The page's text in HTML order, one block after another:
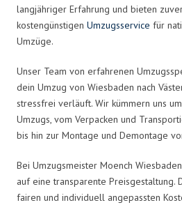
langjähriger Erfahrung und bieten
kostengünstigen Umzugsservice für
Umzüge.
Unser Team von erfahrenen
dein Umzug von Wiesbaden nach
stressfrei verläuft. Wir kümmern uns
Umzugs, vom Verpacken und
bis hin zur Montage und Demontage
Bei Umzugsmeister Moench
auf eine transparente Preisgestaltung.
fairen und individuell angepassten